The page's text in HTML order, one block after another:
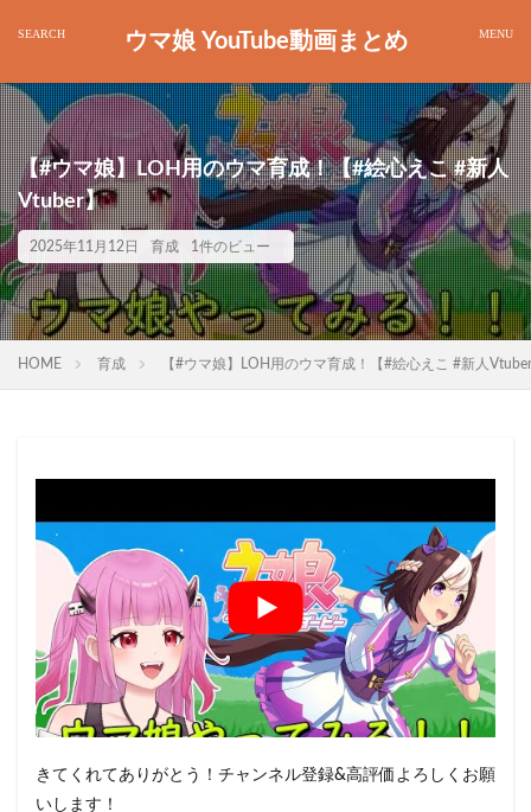
ウマ娘 YouTube動画まとめ
【#ウマ娘】LOH用のウマ育成！【#絵心えこ #新人
Vtuber】
2025年11月12日 育成 1件のビュー
HOME 育成 【#ウマ娘】LOH用のウマ育成！【#絵心えこ #新人
きてくれてありがとう！チャンネル登録&高評価よろしくお願
いします！